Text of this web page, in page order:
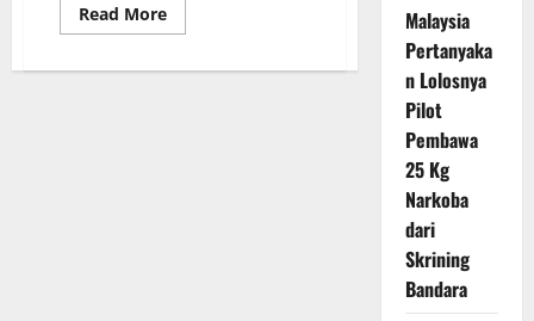
Read MoreRead
more
Malaysia
Pertanyaka
n Lolosnya
Pilot
Pembawa
25 Kg
Narkoba
dari
Skrining
Bandara